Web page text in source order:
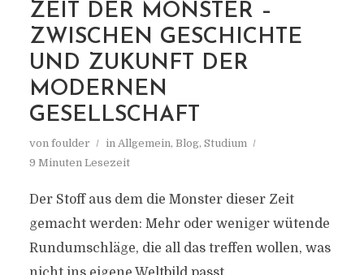
ZEIT DER MONSTER –
ZWISCHEN GESCHICHTE
UND ZUKUNFT DER
MODERNEN
GESELLSCHAFT
von foulder in Allgemein, Blog, Studium
9 Minuten Lesezeit
Der Stoff aus dem die Monster dieser Zeit
gemacht werden: Mehr oder weniger wütende
Rundumschläge, die all das treffen wollen, was